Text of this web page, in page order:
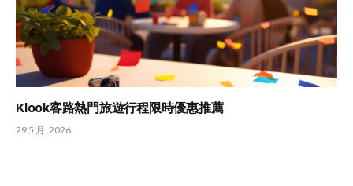
Klook客路熱門旅遊行程限時優惠推薦
29 5 月, 2026